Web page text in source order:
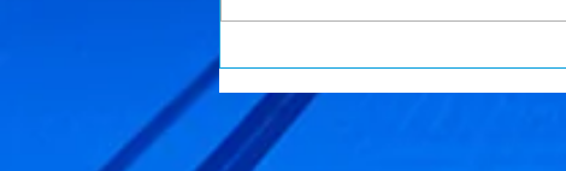
termine et celle-ci a été
bien remplie.